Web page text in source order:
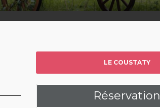
LE COUSTATY
Réservation